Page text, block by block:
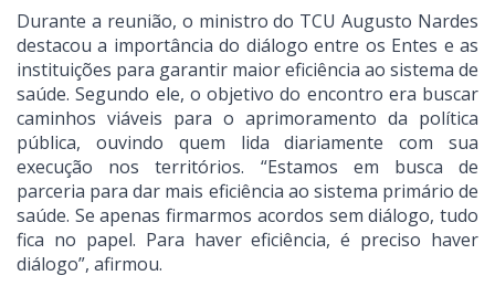
Durante a reunião, o ministro do TCU Augusto Nardes
destacou a importância do diálogo entre os Entes e as
instituições para garantir maior eficiência ao sistema de
saúde. Segundo ele, o objetivo do encontro era buscar
caminhos viáveis para o aprimoramento da política
pública, ouvindo quem lida diariamente com sua
execução nos territórios. “Estamos em busca de
parceria para dar mais eficiência ao sistema primário de
saúde. Se apenas firmarmos acordos sem diálogo, tudo
fica no papel. Para haver eficiência, é preciso haver
diálogo”, afirmou.